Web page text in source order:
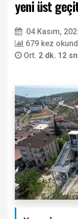
yeni üst
04 Kasım,
679 kez
Ort. 2 dk. 12